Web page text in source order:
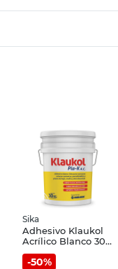
Sika
Adhesivo Klaukol
Acrílico Blanco 30
Kg Sika
-50%